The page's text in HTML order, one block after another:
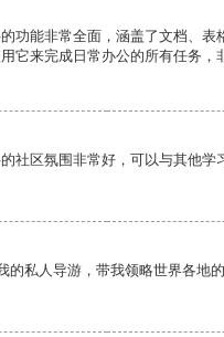
功能非常全面，涵盖了文档、表
它来完成日常办公的所有任务，
社区氛围非常好，可以与其他学
的私人导游，带我领略世界各地的